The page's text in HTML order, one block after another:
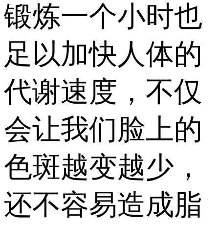
锻炼一个小时也
足以加快人体的
代谢速度，不仅
会让我们脸上的
色斑越变越少，
还不容易造成脂